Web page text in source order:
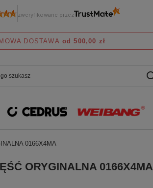
DOSTAWA od 500,00 zł
0166X4MA
ORYGINALNA 0166X4MA
zweryfikowane przez